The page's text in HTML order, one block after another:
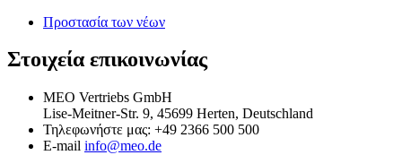
Προστασία των νέων
Στοιχεία επικοινωνίας
MEO Vertriebs GmbH
Lise-Meitner-Str. 9, 45699 Herten, Deutschland
Τηλεφωνήστε μας: +49 2366 500 500
E-mail info@meo.de